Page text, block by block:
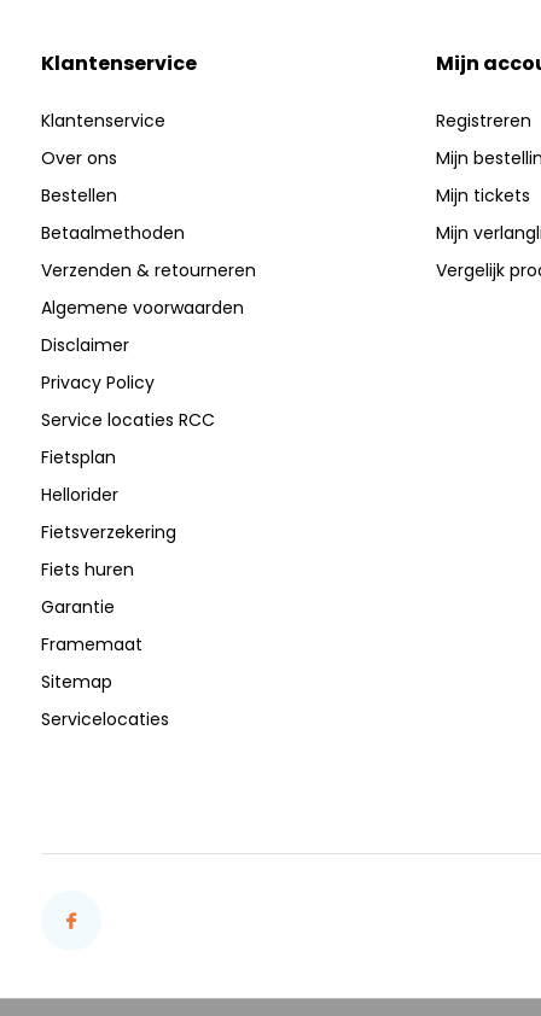
Klantenservice
Klantenservice
Over ons
Bestellen
Betaalmethoden
Verzenden & retourneren
Algemene voorwaarden
Disclaimer
Privacy Policy
Service locaties RCC
Fietsplan
Hellorider
Fietsverzekering
Fiets huren
Garantie
Framemaat
Sitemap
Servicelocaties
Mijn
Registreren
Mijn
Mijn tickets
Mijn
Vergelijk